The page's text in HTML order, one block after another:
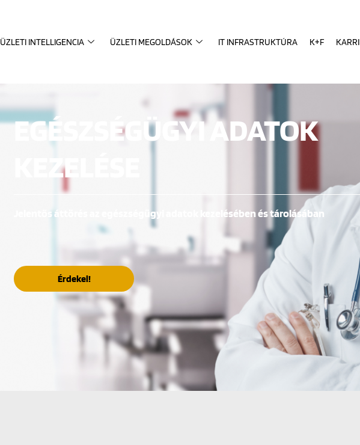
ÜZLETI INTELLIGENCIA ÜZLETI MEGOLDÁSOK IT INFRASTRUKTÚRA K+F
EGÉSZSÉGÜGYI ADATOK
KEZELÉSE
Jelentős áttörés az egészségügyi adatok kezelésében és tárolásában
Érdekel!